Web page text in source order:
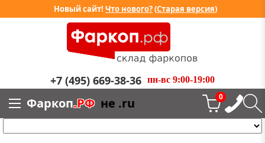
Новый сайт! Что нового?(Старая версия)
+7 (495) 669-38-36 пн-вс 9:00-19:00
Фаркоп.РФ не .ru 0